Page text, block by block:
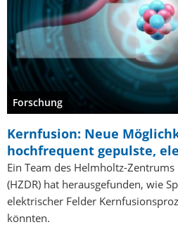
Forschung
Kernfusion: Neue
hochfrequent gepulste,
Ein Team des Helmholtz-
(HZDR) hat herausgefunden, wie
elektrischer Felder
könnten.